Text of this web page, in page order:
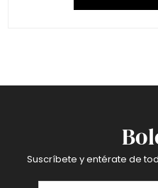
Suscríbete y entérate de